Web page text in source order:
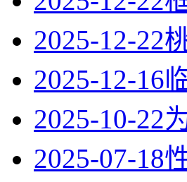
2025-12-22
2025-12-16
2025-10-22
2025-07-18